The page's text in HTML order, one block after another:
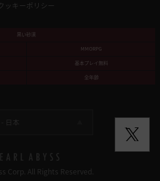
クッキーポリシー
黒い砂漠
MMORPG
基本プレイ無料
全年齢
日本
Corp. All Rights Reserved.